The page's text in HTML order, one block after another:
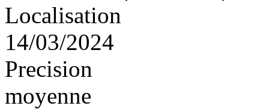
Localisation
14/03/2024
Precision
moyenne